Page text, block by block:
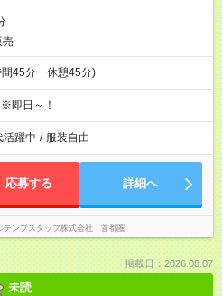
売
間45分 休憩45分)
即日～！
活躍中 / 服装自由
応募する 詳細へ
テンプスタッフ株式会社 首都圏
掲載日：2026.08.07
未読